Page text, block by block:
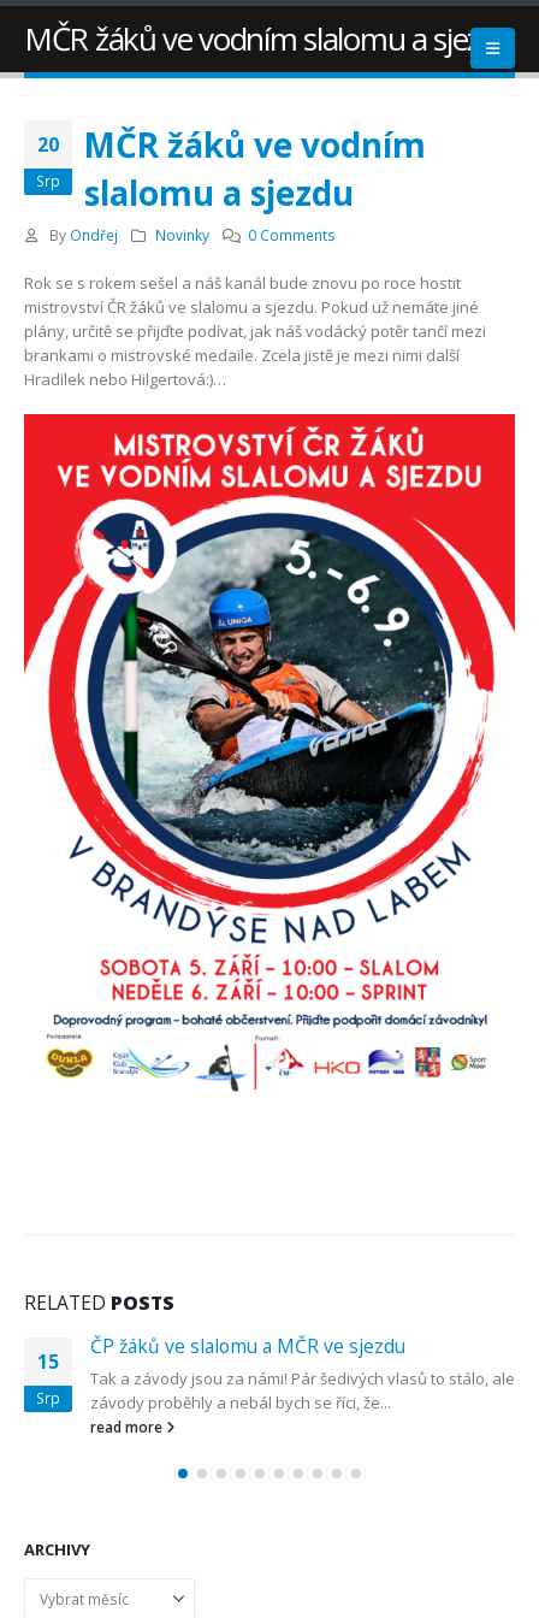
MČR žáků ve vodním slalomu a sjezdu
20
Srp
MČR žáků ve vodním
slalomu a sjezdu
By Ondřej Novinky 0 Comments
Rok se s rokem sešel a náš kanál bude znovu po roce hostit
mistrovství ČR žáků ve slalomu a sjezdu. Pokud už nemáte jiné
plány, určitě se přijďte podívat, jak náš vodácký potěr tančí mezi
brankami o mistrovské medaile. Zcela jistě je mezi nimi další
Hradilek nebo Hilgertová:)…
RELATED POSTS
15
Srp
ČP žáků ve slalomu a MČR ve sjezdu
Tak a závody jsou za námi! Pár šedivých vlasů to stálo, ale
závody proběhly a nebál bych se říci, že...
read more
ARCHIVY
Archivy